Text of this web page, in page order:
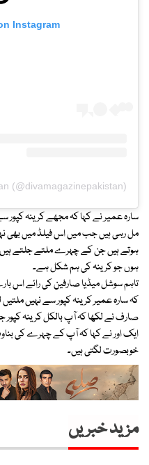
Instagram
سارہ عمیر نے کہا کہ مجھے کرینہ
ہوتے ہیں جن کے چہرے ملتے جلتے
ہوں جو کرینہ کی ہم شکل ہے۔
تاہم سوشل میڈیا صارفین کی رائے اس
کہ سارہ عمیر کرینہ کپور سے نہیں
صارف نے لکھا کہ آپ بالکل کرینہ
ایک اور نے کہا کہ آپ کے چہرے کی
خوبصورت لگتی ہیں۔
مزید خبریں